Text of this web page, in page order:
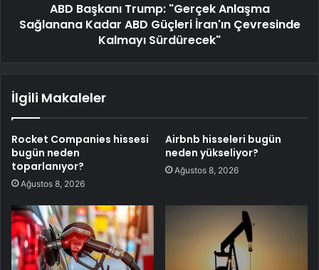
ABD Başkanı Trump: "Gerçek Anlaşma
Sağlanana Kadar ABD Güçleri İran'ın Çevresinde
Kalmayı Sürdürecek"
İlgili Makaleler
Rocket Companies hissesi
bugün neden
toparlanıyor?
Ağustos 8, 2026
Airbnb hisseleri bugün
neden yükseliyor?
Ağustos 8, 2026